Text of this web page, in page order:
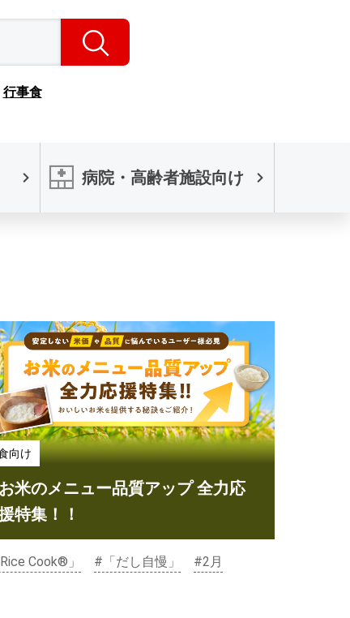
行事食
病院・高齢者施設向け
向け
お米のメニュー品質アップ 全力応
特集！！
Cook®」 #「だし自慢」 #2月